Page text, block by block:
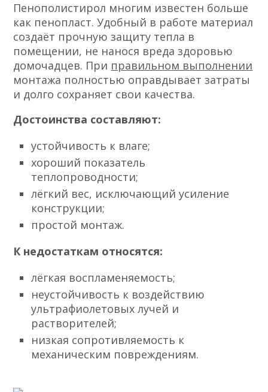
Пенополистирол многим известен больше
как пенопласт. Удобный в работе материал
создаёт прочную защиту тепла в
помещении, не нанося вреда здоровью
домочадцев. При правильном выполнении
монтажа полностью оправдывает затраты
и долго сохраняет свои качества.
Достоинства составляют:
устойчивость к влаге;
хороший показатель
теплопроводности;
лёгкий вес, исключающий усиление
конструкции;
простой монтаж.
К недостаткам относятся:
лёгкая воспламеняемость;
неустойчивость к воздействию
ультрафиолетовых лучей и
растворителей;
низкая сопротивляемость к
механическим повреждениям.